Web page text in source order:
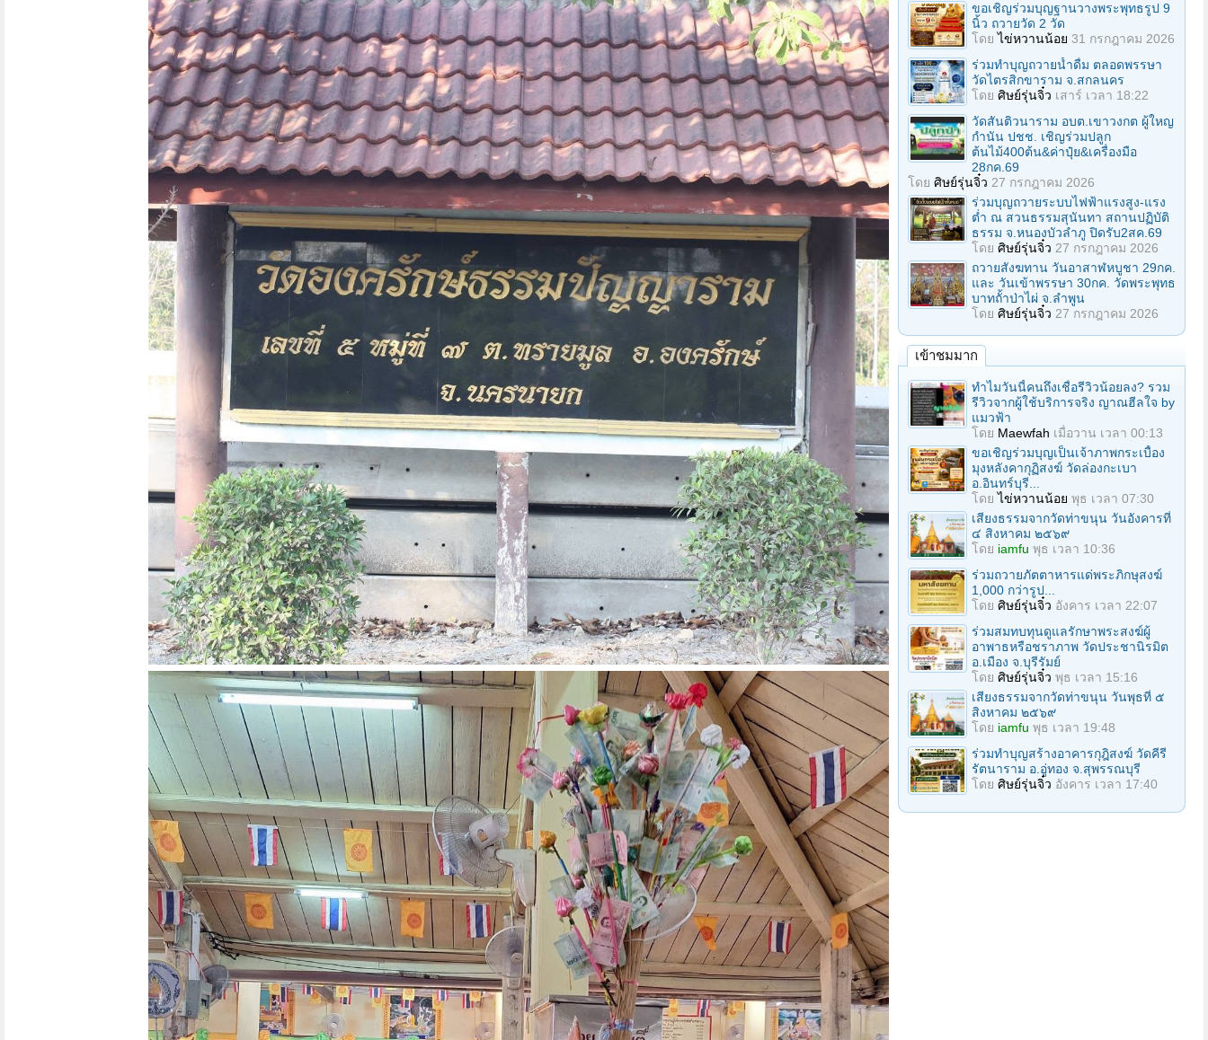
ขอเชิญร่วมบุญฐานวางพระพุทธรูป 9
นิ้ว ถวายวัด 2 วัด
โดยไข่หวานน้อย 31 กรกฎาคม 2026
ร่วมทําบุญถวายน้ำดื่ม ตลอดพรรษา
วัดไตรสิกขาราม จ.สกลนคร
โดย ศิษย์รุ่นจิ๋ว เสาร์ เวลา 18:22
วัดสันติวนาราม อบต.เขาวงกต ผู้ใหญ
กํานัน ปชช. เชิญร่วมปลูก
ต้นไม้400ต้น&ค่าปุ๋ย&เครื่องมือ
28กค.69
โดย ศิษย์รุ่นจิ๋ว 27 กรกฎาคม 2026
ร่วมบุญถวายระบบไฟฟ้าแรงสูง-แรง
ต่ำ ณ สวนธรรมสุนันทา สถานปฏิบัติ
ธรรม จ.หนองบัวลำภู ปิดรับ2สค.69
โดย ศิษย์รุ่นจิ๋ว 27 กรกฎาคม 2026
ถวายสังฆทาน วันอาสาฬหบูชา 29กค.
และ วันเข้าพรรษา 30กค. วัดพระพุทธ
บาทถั้าป่าไผ่ จ.ลําพูน
โดย ศิษย์รุ่นจิ๋ว 27 กรกฎาคม 2026
เข้าชมมาก
ทำไมวันนี้คนถึงเชื่อรีวิวน้อยลง? รวม
รีวิวจากผู้ใช้บริการจริง ญาณฮีลใจ by
แมวฟ้า
โดย Maewfah เมื่อวาน เวลา 00:13
ขอเชิญร่วมบุญเป็นเจ้าภาพกระเบื้อง
มุงหลังคากุฏิสงฆ์ วัดล่องกะเบา
อ.อินทร์บุรี...
โดยไข่หวานน้อย พุธ เวลา 07:30
เสียงธรรมจากวัดท่าขนุน วันอังคารที่
๔ สิงหาคม ๒๕๖๙
โดย iamfu พุธ เวลา 10:36
ร่วมถวายภัตตาหารแด่พระภิกษุสงฆ์
1,000 กว่ารูป...
โดย ศิษย์รุ่นจิ๋ว อังคาร เวลา 22:07
ร่วมสมทบทุนดูแลรักษาพระสงฆ์ผู้
อาพาธหรือชราภาพ วัดประชานิรมิต
อ.เมือง จ.บุรีรัมย์
โดย ศิษย์รุ่นจิ๋ว พุธ เวลา 15:16
เสียงธรรมจากวัดท่าขนุน วันพุธที่ ๕
สิงหาคม ๒๕๖๙
โดย iamfu พุธ เวลา 19:48
ร่วมทำบุญสร้างอาคารกุฎิสงฆ์ วัดคีรี
รัตนาราม อ.อู่ทอง จ.สุพรรณบุรี
โดย ศิษย์รุ่นจิ๋ว อังคาร เวลา 17:40